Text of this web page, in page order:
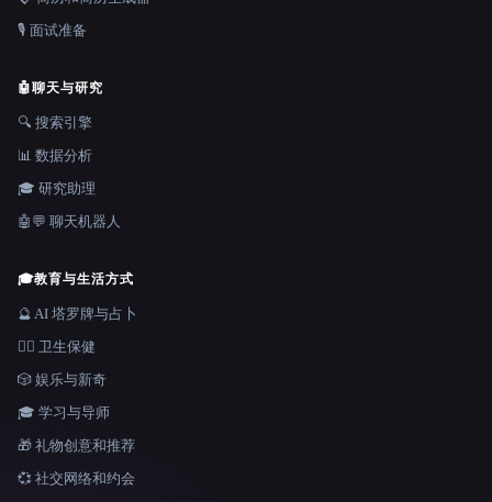
🎙️ 面试准备
🤖聊天与研究
🔍 搜索引擎
📊 数据分析
🎓 研究助理
🤖💬 聊天机器人
🎓教育与生活方式
🔮 AI 塔罗牌与占卜
👩‍⚕️ 卫生保健
🎲 娱乐与新奇
🎓 学习与导师
🎁 礼物创意和推荐
💞 社交网络和约会